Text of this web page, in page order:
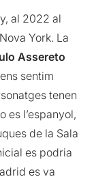
al 2022 al
York. La
Assereto
sentim
tenen
es l’espanyol,
de la Sala
es podria
es va